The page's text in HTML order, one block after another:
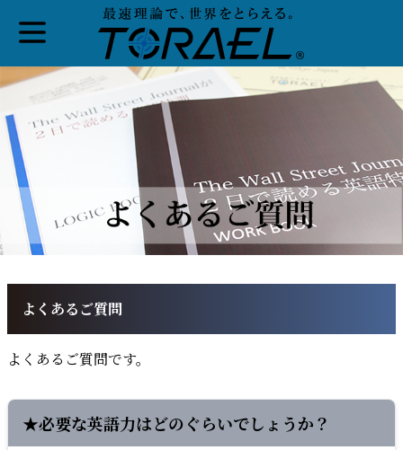
よくあるご質問
よくあるご質問です。
★必要な英語力はどのぐらいでしょうか？